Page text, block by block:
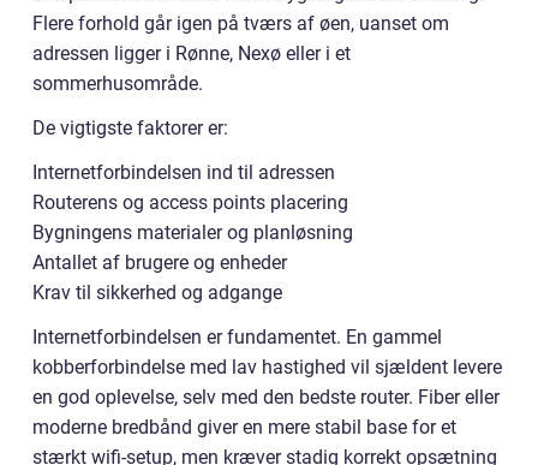
Flere forhold går igen på tværs af øen, uanset om
adressen ligger i Rønne, Nexø eller i et
sommerhusområde.
De vigtigste faktorer er:
Internetforbindelsen ind til adressen
Routerens og access points placering
Bygningens materialer og planløsning
Antallet af brugere og enheder
Krav til sikkerhed og adgange
Internetforbindelsen er fundamentet. En gammel
kobberforbindelse med lav hastighed vil sjældent levere
en god oplevelse, selv med den bedste router. Fiber eller
moderne bredbånd giver en mere stabil base for et
stærkt wifi-setup, men kræver stadig korrekt opsætning